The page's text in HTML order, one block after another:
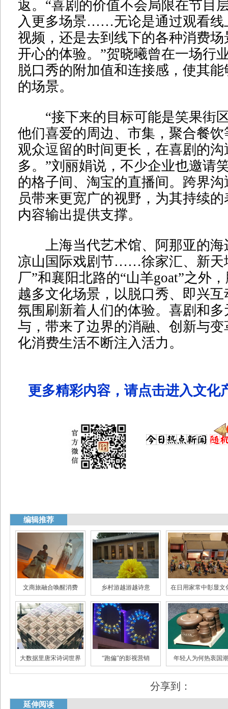
返。“喜剧的价值不会局限在节目
入更多场景……无论是通过观看线
视频，还是去到线下的各种消费
开心的体验。”贺晓曦曾在一场行
脱口秀的附加值和连接感，使其
的场景。
“接下来的目标可能是笑果街
他们喜爱的周边、市集，聚合餐
观众逗留的时间更长，在喜剧的
多。”刘丽娟说，不少企业也邀请
的格子间、淘宝的直播间。跨界
员带来更宽广的视野，为其持续
内容输出提供支撑。
上海当代艺术馆、阿那亚的海
凉山国际戏剧节……徐家汇、新天
厂”和襄阳北路的“山羊goat”之外
越多文化场景，以脱口秀、即兴
氛围刷新着人们的体验。喜剧和
与，带来了边界的消融、创新与
化消费生活不断注入活力。
更多精彩内容，请点击进入文化
编辑推荐
文商旅融合唤醒消费 乡村游越游越诗意 在日用家常中彰显文
国风的火不只是一阵风 全民阅读需场景化 艺术蔬菜带火蔬菜村
大数据里唐宋诗词世界 “跑偏”的影视营销 年轻人为何热衷国潮
分享到：
延伸阅读